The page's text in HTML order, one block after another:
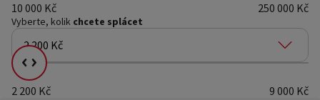
10 000 Kč
250 000 Kč
Vyberte, kolik chcete splácet
2 200 Kč
Vyberte kolik chcete splácet
2 200 Kč
9 000 Kč